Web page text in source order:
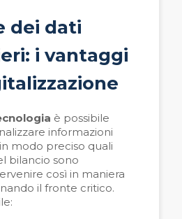
dei dati
i vantaggi
è possibile
informazioni
modo preciso quali
bilancio sono
così in maniera
il fronte critico.